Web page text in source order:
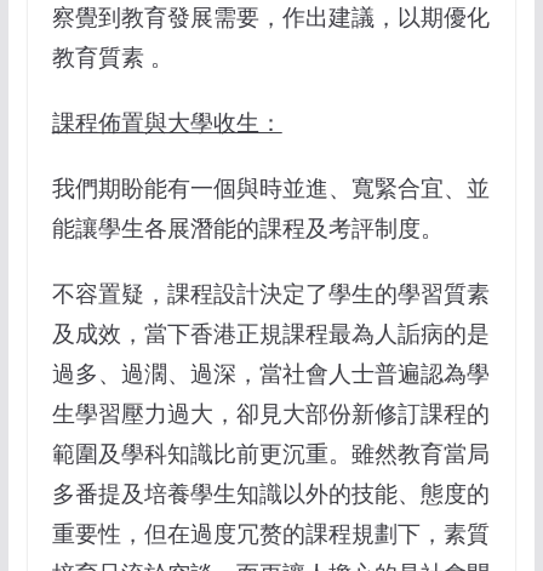
察覺到教育發展需要，作出建議，以期優化
教育質素 。
課程佈置與大學收生：
我們期盼能有一個與時並進、寬緊合宜、並
能讓學生各展潛能的課程及考評制度。
不容置疑，課程設計決定了學生的學習質素
及成效，當下香港正規課程最為人詬病的是
過多、過濶、過深，當社會人士普遍認為學
生學習壓力過大，卻見大部份新修訂課程的
範圍及學科知識比前更沉重。雖然教育當局
多番提及培養學生知識以外的技能、態度的
重要性，但在過度冗赘的課程規劃下，素質